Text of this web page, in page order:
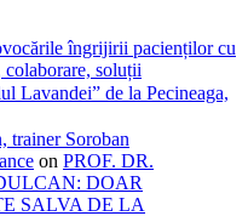
îngrijirii pacienților cu
soluții
Lavandei” de la Pecineaga,
trainer Soroban
on PROF. DR.
DOAR
SALVA DE LA